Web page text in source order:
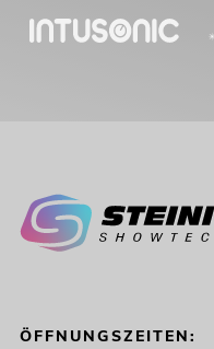
ÖFFNUNGSZEITEN: